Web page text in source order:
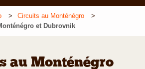
Circuits au Monténégro
et Dubrovnik
au Monténégro